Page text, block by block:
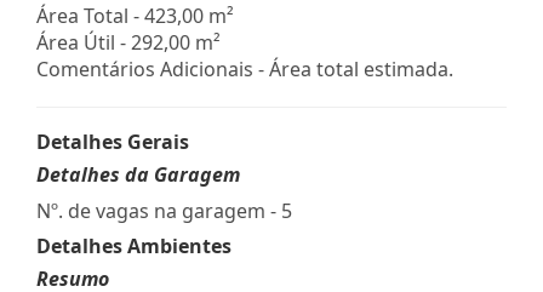
Área Total - 423,00 m²
Área Útil - 292,00 m²
Comentários Adicionais - Área total estimada.
Detalhes Gerais
Detalhes da Garagem
Nº. de vagas na garagem - 5
Detalhes Ambientes
Resumo